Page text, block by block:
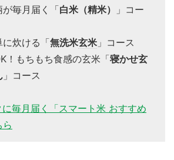
が毎月届く「白米（精米）
」コー
に炊ける「無洗米玄米 」コース
！もちもち食感の玄米「寝かせ玄
」コース
毎月届く「スマート米 おすすめ